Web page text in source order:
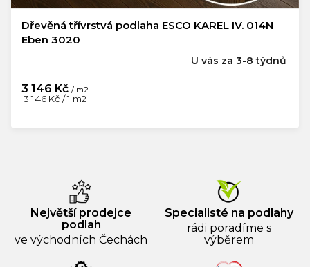
Dřevěná třívrstvá podlaha ESCO KAREL IV. 014N
Eben 3020
3 146 Kč / m2
Měrná
3 146 Kč / 1 m2
U vás za 3-8 týdnů
Největší prodejce
podlah
ve východních Čechách
Specialisté na podlahy
rádi poradíme s
výběrem